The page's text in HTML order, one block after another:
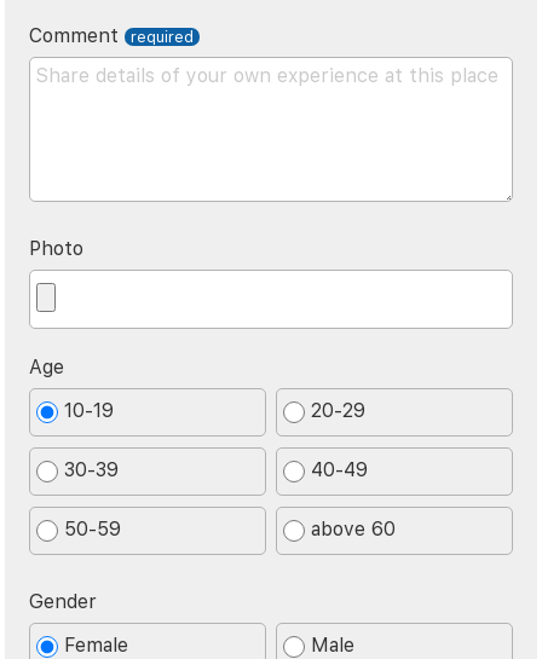
Comment
Photo
Age
10-19
20-29
30-39 40-49
50-59 above 60
Gender
Female
Male